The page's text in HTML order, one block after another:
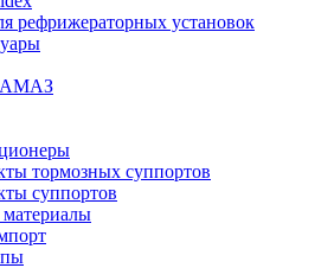
рефрижераторных установок
тормозных суппортов
суппортов